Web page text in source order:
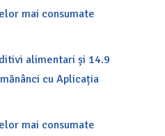
mai consumate
alimentari și 14.9
cu Aplicația
mai consumate